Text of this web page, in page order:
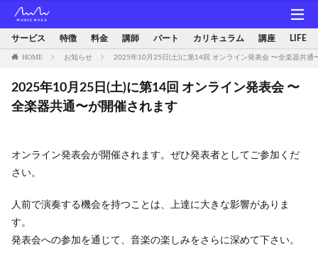
サービス 特徴 料金 講師 パート カリキュラム 講座 LIFE
HOME お知らせ 2025年10月25日(土)に第14回 オンライン発表会 〜全楽器共通
2025年10月25日(土)に第14回 オンライン発表会 〜
全楽器共通〜が開催されます
オンライン発表会が開催されます。ぜひ発表者としてご参加くだ
さい。
人前で演奏する機会を持つことは、上達に大きな影響がありま
す。
発表会への参加を通じて、音楽の楽しみをさらに深めて下さい。